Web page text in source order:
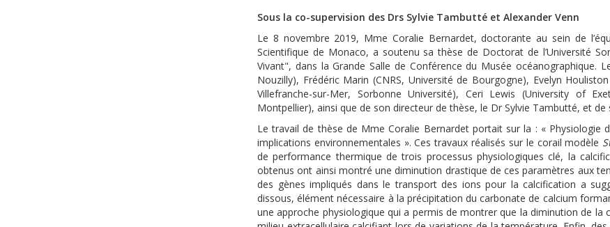
Sous la co-supervision des Drs Sylvie Tambutté et Alexander Venn
Le 8 novembre 2019, Mme Coralie Bernardet, doctorante au sein de
Scientifique de Monaco, a soutenu sa thèse de Doctorat de l’Université
Vivant", dans la Grande Salle de Conférence du Musée océanographique.
Nouzilly), Frédéric Marin (CNRS, Université de Bourgogne), Evelyn
Villefranche-sur-Mer, Sorbonne Université), Ceri Lewis (University of
Montpellier), ainsi que de son directeur de thèse, le Dr Sylvie Tambutté, et de
Le travail de thèse de Mme Coralie Bernardet portait sur la : « Physiologie
implications environnementales ». Ces travaux réalisés sur le corail modèle
de performance thermique de trois processus physiologiques clé, la
obtenus ont ainsi montré une diminution drastique de ces paramètres aux
des gènes impliqués dans le transport des ions pour la calcification a
dissous, élément nécessaire à la précipitation du carbonate de calcium
une approche physiologique qui a permis de montrer que la diminution de la